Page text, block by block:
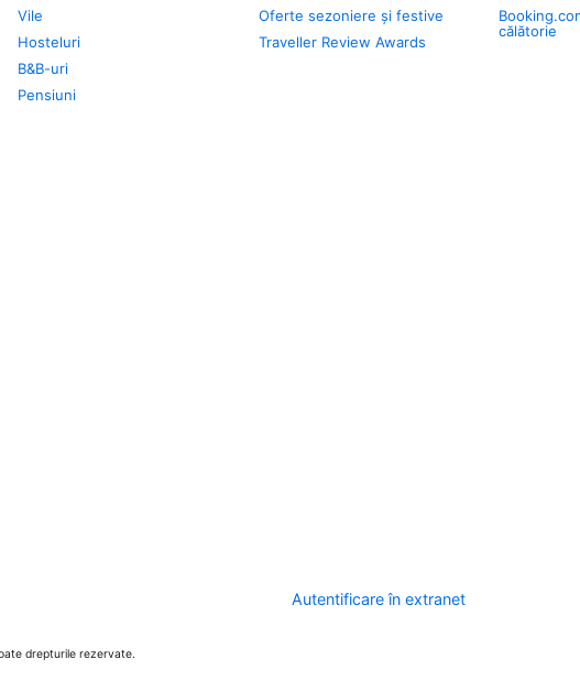
Vile
Hosteluri
B&B-uri
Pensiuni
Oferte sezoniere și festive
Traveller Review Awards
călătorie
Autentificare în extranet
drepturile rezervate.